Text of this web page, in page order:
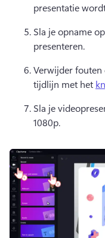
presentatie
Sla je opname
presenteren.
Verwijder
tijdlijn met het
Sla je
1080p.